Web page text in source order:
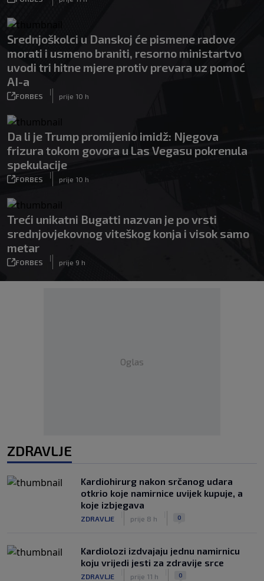
Srednjoškolci u Danskoj će pismene radove
morati i usmeno braniti, resorno ministartvo
uvodi tri hitne mjere protiv prevara uz pomoć
AI-a
FORBES
|
prije 10 h
Da li je Trump promijenio imidž: Njegova
frizura tokom govora u Las Vegasu pokrenula
spekulacije
FORBES
|
prije 10 h
Treći unikatni Bugatti nazvan je po vrsti
srednjovjekovnog viteškog konja i visok samo
metar
FORBES
|
prije 9 h
Oglas
ZDRAVLJE
Kardiohirurg nakon srčanog udara
otkrio koje namirnice uvijek kupuje, a
koje izbjegava
ZDRAVLJE prije 8 h 0
Kardiolozi izdvajaju jednu namirnicu
koju vrijedi jesti za zdravije srce
ZDRAVLJE prije 11 h 0